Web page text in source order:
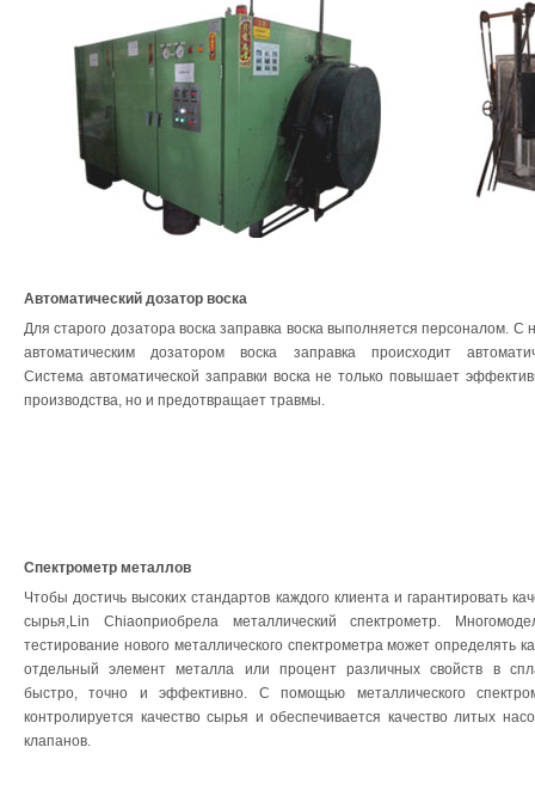
Автоматический дозатор воска
Для старого дозатора воска заправка воска выполняется персоналом. С
автоматическим дозатором воска заправка происходит
Система автоматической заправки воска не только повышает
производства, но и предотвращает травмы.
Спектрометр металлов
Чтобы достичь высоких стандартов каждого клиента и гарантировать
сырья,Lin Chiaoприобрела металлический спектрометр.
тестирование нового металлического спектрометра может определять
отдельный элемент металла или процент различных свойств в
быстро, точно и эффективно. С помощью металлического
контролируется качество сырья и обеспечивается качество литых
клапанов.